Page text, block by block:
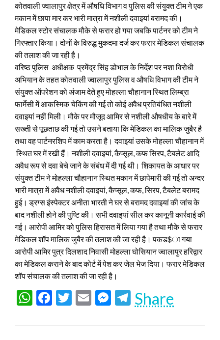
कोतवाली ज्वालापुर क्षेत्र में औषधि विभाग व पुलिस की संयुक्त टीम ने एक
मकान में छापा मार कर भारी मात्रा में नशीली दवाइयां बरामद की।
मेडिकल स्टोर संचालक मौके से फरार हो गया जबकि पार्टनर को टीम ने
गिरफ्तार किया। दोनों के विरुद्ध मुकदमा दर्ज कर फरार मेडिकल संचालक
की तलाश की जा रही है।
वरिष्ठ पुलिस अधीक्षक प्रमेंद्र सिंह डोभाल के निर्देश पर नशा विरोधी
अभियान के तहत कोतवाली ज्वालापुर पुलिस व औषधि विभाग की टीम ने
संयुक्त ऑपरेशन को अंजाम देते हुए मोहल्ला चौहानान स्थित लिम्ब्रा
फार्मेसी में आकस्मिक चेकिंग की गई तो कोई अवैध प्रतिबंधित नशीली
दवाइयां नहीं मिली। मौके पर मौजूद आमिर से नशीली औषधीय के बारे में
सख्ती से पूछताछ की गई तो उसने बताया कि मेडिकल का मालिक जुबैर है
तथा वह पार्टनरशिप में काम करता है। दवाइयां उसके मोहल्ला चौहानान में
स्थित घर में रखी हैं। नशीली दवाइयां, कैप्सूल, कफ सिरप, टैबलेट आदि
अवैध रूप से दवा बेचे जाने के संबंध में दी गई थी। शिकायत के आधार पर
संयुक्त टीम ने मोहल्ला चौहानान स्थित मकान में छापेमारी की गई तो अन्दर
भारी मात्रा में अवैध नशीली दवाइयां, कैप्सूल, कफ, सिरप, टैबलेट बरामद
हुई। ड्रग्स इंस्पेक्टर अनीता भारती ने घर से बरामद दवाइयां की जांच के
बाद नशीली होने की पुष्टि की। सभी दवाइयां सील कर कानूनी कार्रवाई की
गई। आरोपी आमिर को पुलिस हिरासत में लिया गया है तथा मौके से फरार
मेडिकल शॉप मालिक जुबैर की तलाश की जा रही है। पकड$ा गया
आरोपी आमिर पुत्र दिलशाद निवासी मोहल्ला घोसियान ज्वालापुर हरिद्वार
का मेडिकल कराने के बाद कोर्ट में पेश कर जेल भेज दिया। फरार मेडिकल
शॉप संचालक की तलाश की जा रही है।
WhatsApp
Facebook
Twitter
EmailMessenger
Telegram
Share